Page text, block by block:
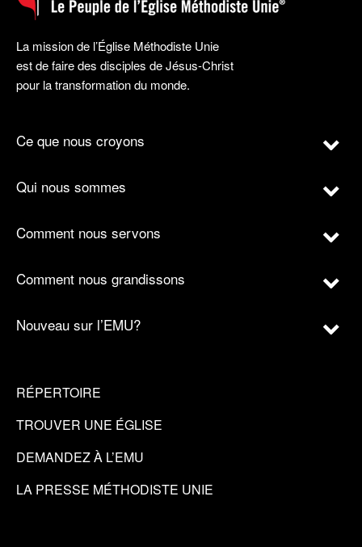
La mission de l’Église Méthodiste Unie
est de faire des disciples de Jésus-Christ
pour la transformation du monde.
Ce que nous croyons
Qui nous sommes
Comment nous servons
Comment nous grandissons
Nouveau sur l’EMU?
RÉPERTOIRE
TROUVER UNE ÉGLISE
DEMANDEZ À L’EMU
LA PRESSE MÉTHODISTE UNIE